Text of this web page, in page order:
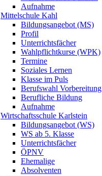
Aufnahme
Mittelschule Kahl
Bildungsangebot (MS)
Profil
Unterrichtsfächer
Wahlpflichtkurse (WPK)
Termine
Soziales Lernen
Klasse im Puls
Berufswahl Vorbereitung
Berufliche Bildung
Aufnahme
Wirtschaftsschule Karlstein
Bildungsangebot (WS)
WS ab 5. Klasse
Unterrichtsfächer
ÖPNV
Ehemalige
Absolventen